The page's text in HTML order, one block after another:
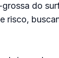
do
risco,